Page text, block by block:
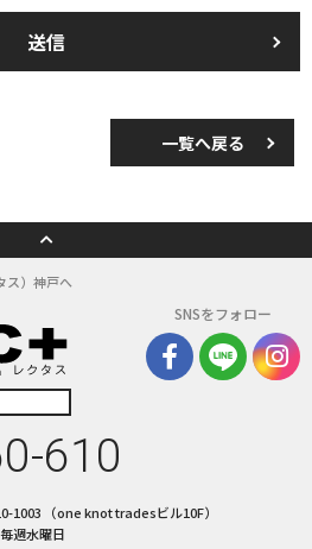
適切にお客さま情報を取り扱うように要
て、お客さま本人からの開示、訂正、削
てお客さま情報の取り扱いをいたします。
ビスをお客さまにご利用いただくにあた
、提案、見積、各種の工事やサービス提供
協力会社又は業務委託先等を通じて、お
電子メールアドレス、氏名、住所、電話番
らの個人情報は下記の目的に利用させて
提供
アフターサービスの提供
お知らせ・ＰＲ、調査・データ集積、研
送信
一覧へ戻る
ス）神戸へ
SNSをフォロー
610
1003 （one knot tradesビル10F）
週水曜日